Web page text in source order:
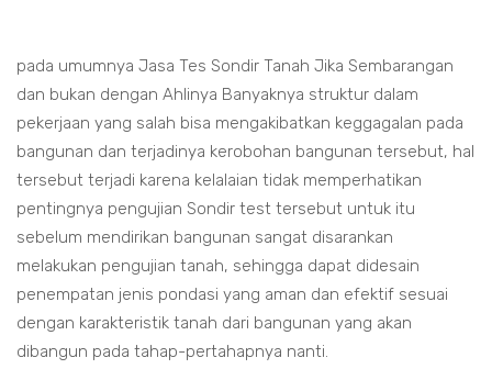
pada umumnya Jasa Tes Sondir Tanah Jika Sembarangan
dan bukan dengan Ahlinya Banyaknya struktur dalam
pekerjaan yang salah bisa mengakibatkan keggagalan pada
bangunan dan terjadinya kerobohan bangunan tersebut, hal
tersebut terjadi karena kelalaian tidak memperhatikan
pentingnya pengujian Sondir test tersebut untuk itu
sebelum mendirikan bangunan sangat disarankan
melakukan pengujian tanah, sehingga dapat didesain
penempatan jenis pondasi yang aman dan efektif sesuai
dengan karakteristik tanah dari bangunan yang akan
dibangun pada tahap-pertahapnya nanti.